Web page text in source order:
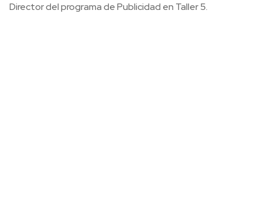
Director del programa de Publicidad en Taller 5.